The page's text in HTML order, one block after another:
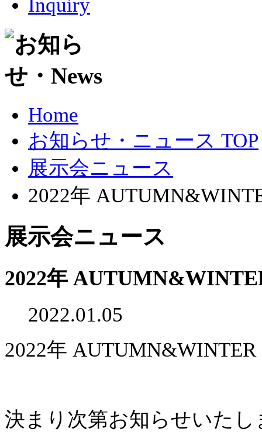
Home
お知らせ・ニュース TOP
展示会ニュース
2022年
展示会ニュース
2022年
2022.01.05
2022年
決まり次第お知らせいたし